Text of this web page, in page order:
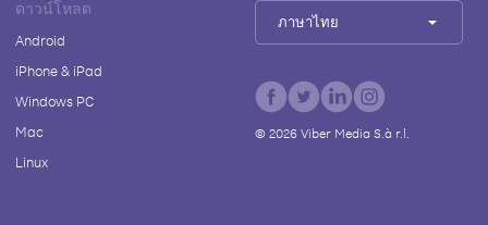
ดาวน์โหลด
Android
iPhone & iPad
Windows PC
Mac
Linux
ภาษาไทย
© 2026Viber Media S.à r.l.